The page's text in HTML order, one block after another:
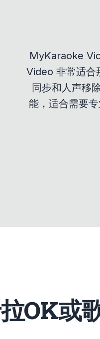
MyKaraoke
Video 非常适合
同步和人声移
能，适合需要
OK或